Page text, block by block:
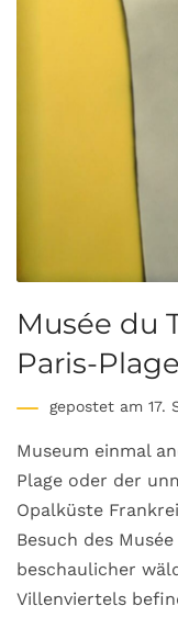
Musée du
Paris-Plage
gepostet am 17.
Museum einmal
Plage oder der
Opalküste
Besuch des
beschaulicher
Villenviertels